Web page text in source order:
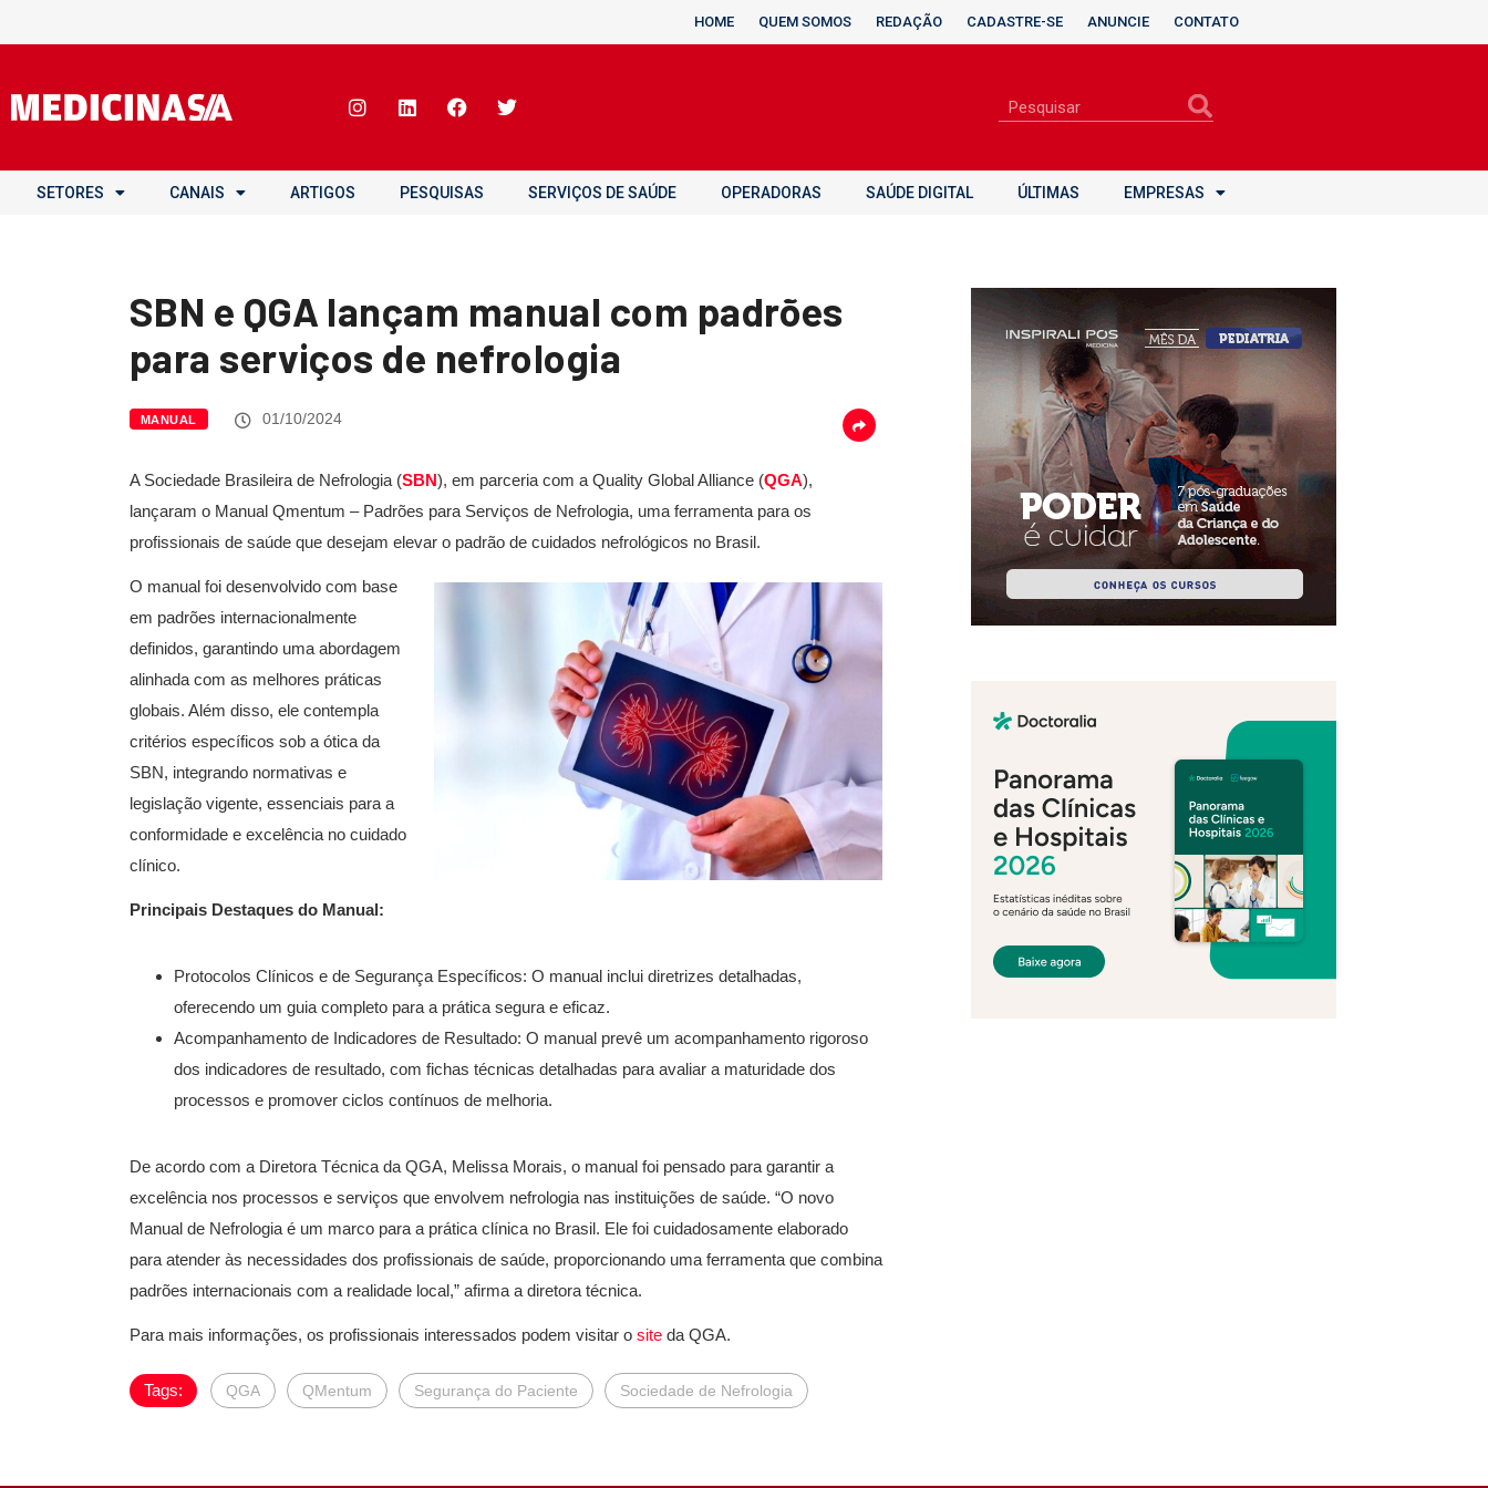
HOME QUEM SOMOS REDAÇÃO CADASTRE-SE ANUNCIE CONTATO
SETORES CANAIS ARTIGOS PESQUISAS SERVIÇOS DE SAÚDE OPERADORAS SAÚDE DIGITAL ÚLTIMAS EMPRESAS
SBN e QGA lançam manual com padrões
para serviços de nefrologia
MANUAL 01/10/2024
A Sociedade Brasileira de Nefrologia (SBN), em parceria com a Quality Global Alliance (QGA),
lançaram o Manual Qmentum – Padrões para Serviços de Nefrologia, uma ferramenta para os
profissionais de saúde que desejam elevar o padrão de cuidados nefrológicos no Brasil.
O manual foi desenvolvido com base
em padrões internacionalmente
definidos, garantindo uma abordagem
alinhada com as melhores práticas
globais. Além disso, ele contempla
critérios específicos sob a ótica da
SBN, integrando normativas e
legislação vigente, essenciais para a
conformidade e excelência no cuidado
clínico.
Principais Destaques do Manual:
Protocolos Clínicos e de Segurança Específicos: O manual inclui diretrizes detalhadas,
oferecendo um guia completo para a prática segura e eficaz.
Acompanhamento de Indicadores de Resultado: O manual prevê um acompanhamento rigoroso
dos indicadores de resultado, com fichas técnicas detalhadas para avaliar a maturidade dos
processos e promover ciclos contínuos de melhoria.
De acordo com a Diretora Técnica da QGA, Melissa Morais, o manual foi pensado para garantir a
excelência nos processos e serviços que envolvem nefrologia nas instituições de saúde. “O novo
Manual de Nefrologia é um marco para a prática clínica no Brasil. Ele foi cuidadosamente elaborado
para atender às necessidades dos profissionais de saúde, proporcionando uma ferramenta que combina
padrões internacionais com a realidade local,” afirma a diretora técnica.
Para mais informações, os profissionais interessados podem visitar o site da QGA.
Tags: QGA QMentum Segurança do Paciente Sociedade de Nefrologia